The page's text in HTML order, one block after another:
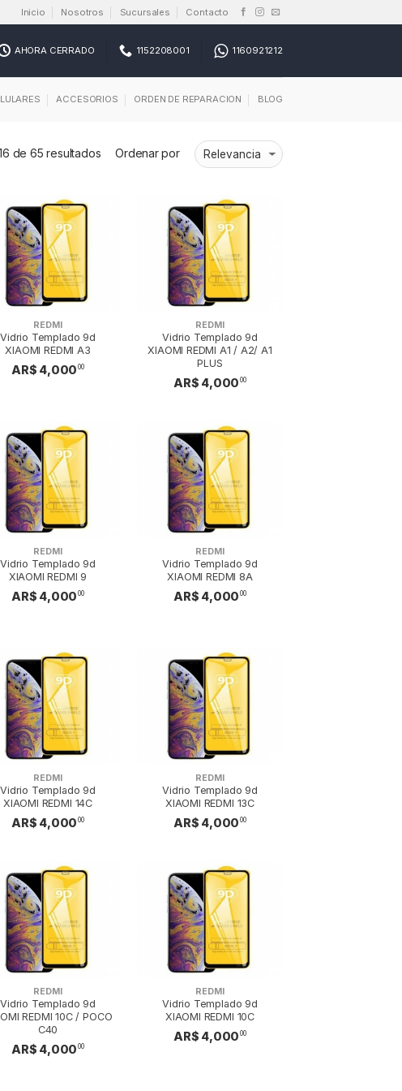
Inicio Nosotros Sucursales Contacto
AHORA CERRADO 1152208001 1160921212
ACCESORIOS ORDEN DE REPARACION BLOG
de 65 resultados Ordenar por
REDMI
Vidrio Templado 9d
XIAOMI REDMI A3
AR$ 4,000 00
REDMI
Vidrio Templado 9d
XIAOMI REDMI A1 / A2/ A1
PLUS
AR$ 4,000 00
REDMI
Vidrio Templado 9d
XIAOMI REDMI 9
AR$ 4,000 00
REDMI
Vidrio Templado 9d
XIAOMI REDMI 8A
AR$ 4,000 00
REDMI
Vidrio Templado 9d
XIAOMI REDMI 14C
AR$ 4,000 00
REDMI
Vidrio Templado 9d
XIAOMI REDMI 13C
AR$ 4,000 00
REDMI
Vidrio Templado 9d
REDMI 10C / POCO
C40
AR$ 4,000 00
REDMI
Vidrio Templado 9d
XIAOMI REDMI 10C
AR$ 4,000 00